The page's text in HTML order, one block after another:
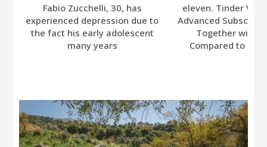
Fabio Zucchelli, 30, has
experienced depression due to
the fact his early adolescent
many years
eleven. Tinder
Advanced
Together with
Compared to